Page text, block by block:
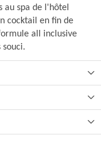
au spa de l'hôtel
cocktail en fin de
all inclusive
souci.